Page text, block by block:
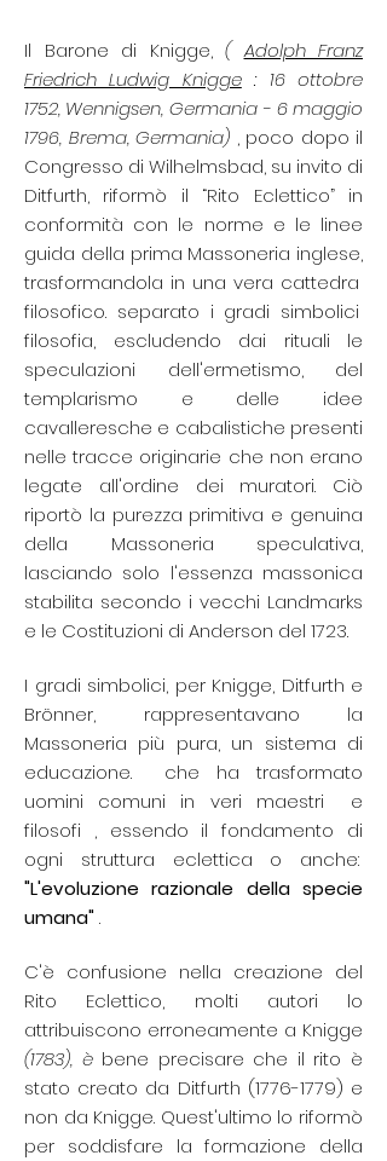
Il Barone di Knigge, (Adolph Franz
Friedrich Ludwig Knigge: 16 ottobre
1752, Wennigsen, Germania - 6 maggio
1796, Brema, Germania) , poco dopo il
Congresso di Wilhelmsbad, su invito di
Ditfurth, riformò il “Rito Eclettico” in
conformità con le norme e le linee
guida della prima Massoneria inglese,
trasformandola in una vera cattedra
filosofico. separato i gradi simbolici
filosofia, escludendo dai rituali le
speculazioni dell'ermetismo, del
templarismo e delle idee
cavalleresche e cabalistiche presenti
nelle tracce originarie che non erano
legate all'ordine dei muratori. Ciò
riportò la purezza primitiva e genuina
della Massoneria speculativa,
lasciando solo l'essenza massonica
stabilita secondo i vecchi Landmarks
e le Costituzioni di Anderson del 1723.
I gradi simbolici, per Knigge, Ditfurth e
Brönner, rappresentavano la
Massoneria più pura, un sistema di
educazione.
che ha trasformato
uomini comuni in veri
maestri
e
filosofi
, essendo il fondamento di
ogni struttura eclettica o anche:
"L'evoluzione razionale della specie
umana".
C'è confusione nella creazione del
Rito Eclettico, molti autori lo
attribuiscono erroneamente a Knigge
(1783), èbene precisare che il rito è
stato creato da Ditfurth (1776-1779) e
non da Knigge. Quest'ultimo lo riformò
per soddisfare la formazione della